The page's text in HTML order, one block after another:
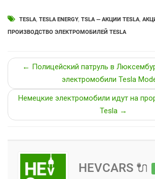
TESLA, TESLA ENERGY, TSLA — АКЦИИ TESLA,
ПРОИЗВОДСТВО ЭЛЕКТРОМОБИЛЕЙ TESLA
← Полицейский патруль в
электромобили Tesla
Немецкие электромобили идут на
Tesla →
HEVCARS 🔌